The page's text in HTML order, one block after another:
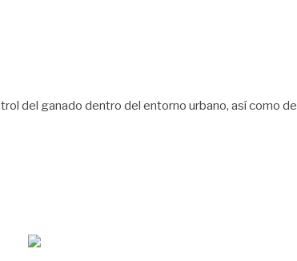
del ganado dentro del entorno urbano, así como